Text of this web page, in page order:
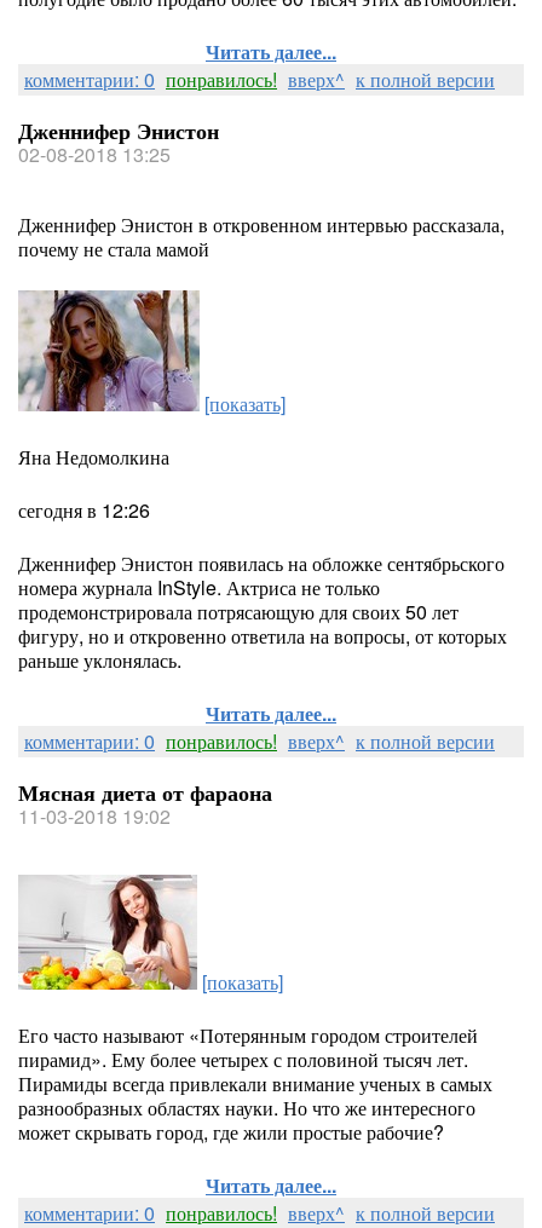
Читать далее...
комментарии: 0 понравилось! вверх^ к полной версии
Дженнифер Энистон
02-08-2018 13:25
Дженнифер Энистон в откровенном интервью рассказала,
почему не стала мамой
[показать]
Яна Недомолкина
сегодня в 12:26
Дженнифер Энистон появилась на обложке сентябрьского
номера журнала InStyle. Актриса не только
продемонстрировала потрясающую для своих 50 лет
фигуру, но и откровенно ответила на вопросы, от которых
раньше уклонялась.
Читать далее...
комментарии: 0 понравилось! вверх^ к полной версии
Мясная диета от фараона
11-03-2018 19:02
[показать]
Его часто называют «Потерянным городом строителей
пирамид». Ему более четырех с половиной тысяч лет.
Пирамиды всегда привлекали внимание ученых в самых
разнообразных областях науки. Но что же интересного
может скрывать город, где жили простые рабочие?
Читать далее...
комментарии: 0 понравилось! вверх^ к полной версии